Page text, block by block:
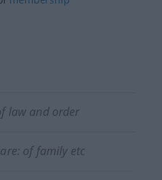
law and order
of familyetc